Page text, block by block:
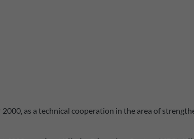
as a technical cooperation in the area of